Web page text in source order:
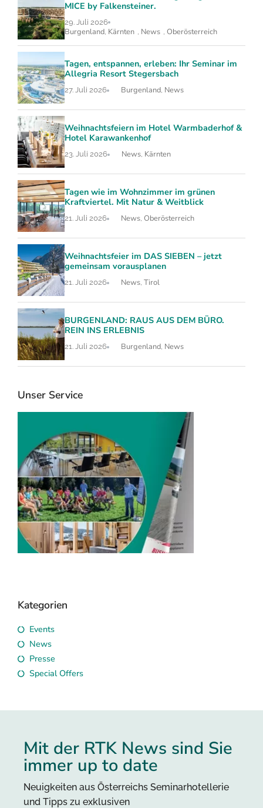
MICE by Falkensteiner.
29. Juli 2026
Burgenland Kärnten News Oberösterreich
Tagen, entspannen, erleben: Ihr Seminar im
Allegria Resort Stegersbach
27. Juli 2026 Burgenland, News
Weihnachtsfeiern im Hotel Warmbaderhof &
Hotel Karawankenhof
23. Juli 2026 News, Kärnten
Tagen wie im Wohnzimmer im grünen
Kraftviertel. Mit Natur & Weitblick
21. Juli 2026 News, Oberösterreich
Weihnachtsfeier im DAS SIEBEN – jetzt
gemeinsam vorausplanen
21. Juli 2026 News, Tirol
BURGENLAND: RAUS AUS DEM BÜRO.
REIN INS ERLEBNIS
21. Juli 2026 Burgenland, News
Unser Service
RTK Katalog 2026
Kategorien
Events
News
Presse
Special Offers
Mit der RTK News sind Sie
immer up to date
Neuigkeiten aus Österreichs Seminarhotellerie
und Tipps zu exklusiven